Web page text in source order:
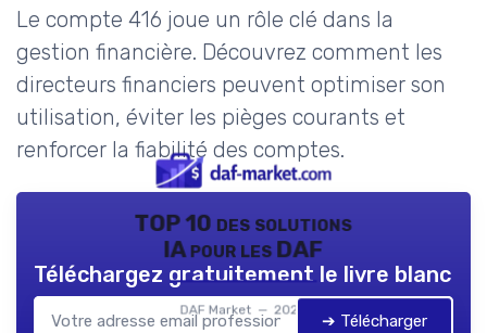
Le compte 416 joue un rôle clé dans la
gestion financière. Découvrez comment les
directeurs financiers peuvent optimiser son
utilisation, éviter les pièges courants et
renforcer la fiabilité des comptes.
TOP 10 des solutions
IA pour les DAF
DAF Market — 2026
Téléchargez gratuitement le livre blanc
➔ Télécharger